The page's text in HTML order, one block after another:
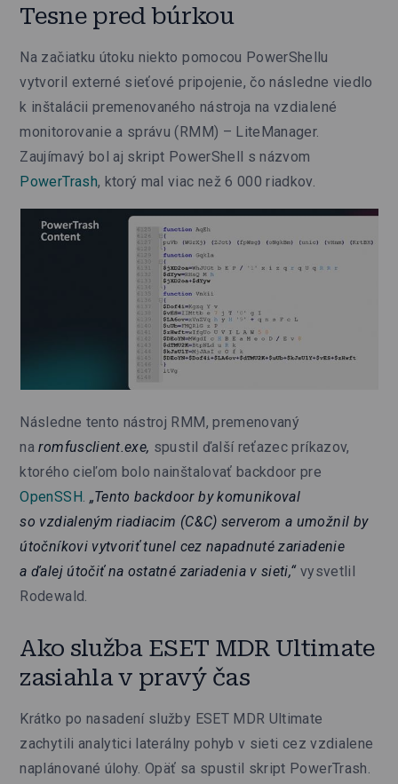
Tesne pred búrkou
Na začiatku útoku niekto pomocou PowerShellu
vytvoril externé sieťové pripojenie, čo následne viedlo
k inštalácii premenovaného nástroja na vzdialené
monitorovanie a správu (RMM) – LiteManager.
Zaujímavý bol aj skript PowerShell s názvom
PowerTrash, ktorý mal viac než 6 000 riadkov.
Následne tento nástroj RMM, premenovaný
naromfusclient.exe, spustil ďalší reťazec príkazov,
ktorého cieľom bolo nainštalovať backdoor pre
OpenSSH. „Tento backdoor by komunikoval
so vzdialeným riadiacim (C&C) serverom a umožnil by
útočníkovi vytvoriť tunel cez napadnuté zariadenie
a ďalej útočiť na ostatné zariadenia v sieti,“ vysvetlil
Rodewald.
Ako služba ESET MDR Ultimate
zasiahla v pravý čas
Krátko po nasadení služby ESET MDR Ultimate
zachytili analytici laterálny pohyb v sieti cez vzdialene
naplánované úlohy. Opäť sa spustil skript PowerTrash.